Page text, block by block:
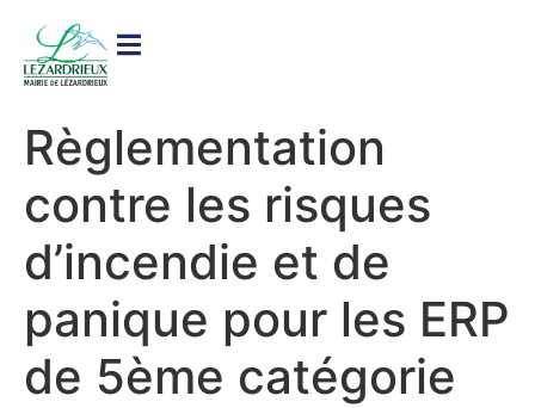
principal
Règlementation
contre les risques
d’incendie et de
panique pour les ERP
de 5ème catégorie